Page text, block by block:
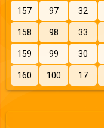
157
97 32
158
98 33
159
99 30
160
100 17